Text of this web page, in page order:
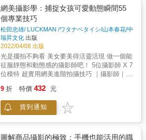
講解、點評分析等鮮活內容。技巧課能幫助讀
者準確、迅速地進行攝影學習，主題課則透過
讀者熟悉的生活主題來增加學習的實踐性，加
深讀者對攝影技術的理解和運用，達到舉一反
樂趣吧。 & 本書特色 & ★強調食物知識與手機
拍照重要關聯性的第一本書。 ★獨家觀點剖析
被疏忽的手機拍照技巧。 ★搶救攝影小白！手
把手教會你何時按下快門鍵。 ★最節省、超實
用的食物美照拍攝養成術。 ★實際案例說明，
秒解拍照盲點及關鍵思維。 ★掌握基本要訣，
一拍就上手！讓具個人特色的美食照片打動人
心。
性質的表面、金屬體、玻璃製品、液體、後製
處理、人像攝影等用光控制實作，為你打好基
礎。 & 想要擁有一個專屬的商業攝影棚，卻毫
無頭緒？本書為你解說攝影棚必備設備清單，
讓你規劃攝影工作室能更得心應手！ Amazon
五星長銷經典書籍。攝影是用光的藝術，即便
打光的方式及技巧一直在改變，光的性質原理
掌握住，便能以不變應萬變。 【本書適合】 從
基礎到進階攝影教學用書 人像攝影師及商業攝
影師
網美攝影學：捕捉女孩可愛動態瞬間55
個專業技巧
松田忠雄/ LUCKMAN /ワタナベタイシ/山本春花/中
西祐介著
瑞昇文化 出版
2022/04/08 出版
光是擺拍不夠看 美女要美得活靈活現 做一個能
征服靜態和動態感的攝影師吧！ 5位攝影師 X 7
位模特 超實用網美進階拍攝技巧 ｜攝影師｜
本春花／中西祐介 X ｜模特兒｜ 高橋春織／岡
田香菜／木戸怜緒奈／武内おと／さいとうな
り／ひらく／森田紗英 ★可愛的是女孩，還是
&mdash;&mdash; 那麼除了被攝體本身的優勢
9 折 特價 432 元
貨到通知
圖解商品攝影的極致：手機也能活用的職